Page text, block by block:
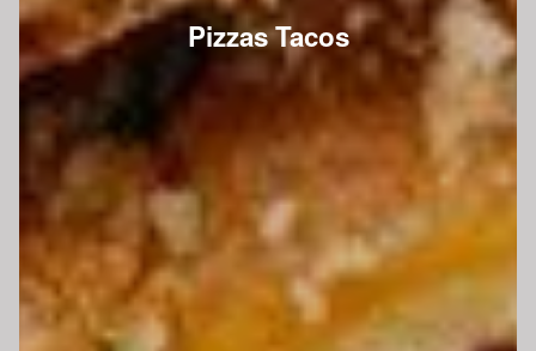
Pizzas Tacos